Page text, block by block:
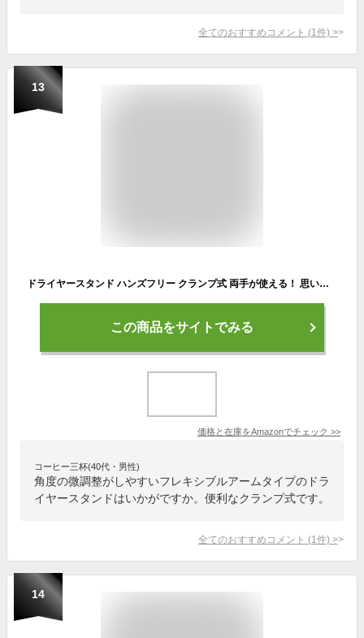
全てのおすすめコメント (1 件) >
13
ドライヤースタンド ハンズフリー クランプ式 両手が使える！ 思いのままにセット ドライヤー ヘアー 両手 乾燥 セット ペット アーム アームスタンド dar-drasta03
この商品をサイトでみる
価格と在庫をAmazonでチェック >>
コーヒー三杯(40代・男性)
角度の微調整がしやすいフレキシブルアームタイプのドラ
イヤースタンドはいかがですか。便利なクランプ式です。
全てのおすすめコメント (1 件) >
14